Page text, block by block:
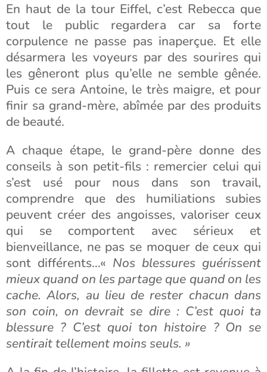
En haut de la tour Eiffel, c’est Rebecca que
tout le public regardera car sa forte
corpulence ne passe pas inaperçue. Et elle
désarmera les voyeurs par des sourires qui
les gêneront plus qu’elle ne semble gênée.
Puis ce sera Antoine, le très maigre, et pour
finir sa grand-mère, abîmée par des produits
de beauté.
A chaque étape, le grand-père donne des
conseils à son petit-fils : remercier celui qui
s’est usé pour nous dans son travail,
comprendre que des humiliations subies
peuvent créer des angoisses, valoriser ceux
qui se comportent avec sérieux et
bienveillance, ne pas se moquer de ceux qui
sont différents…« Nos blessures guérissent
mieux quand on les partage que quand on les
cache. Alors, au lieu de rester chacun dans
son coin, on devrait se dire : C’est quoi ta
blessure ? C’est quoi ton histoire ? On se
sentirait tellement moins seuls. »